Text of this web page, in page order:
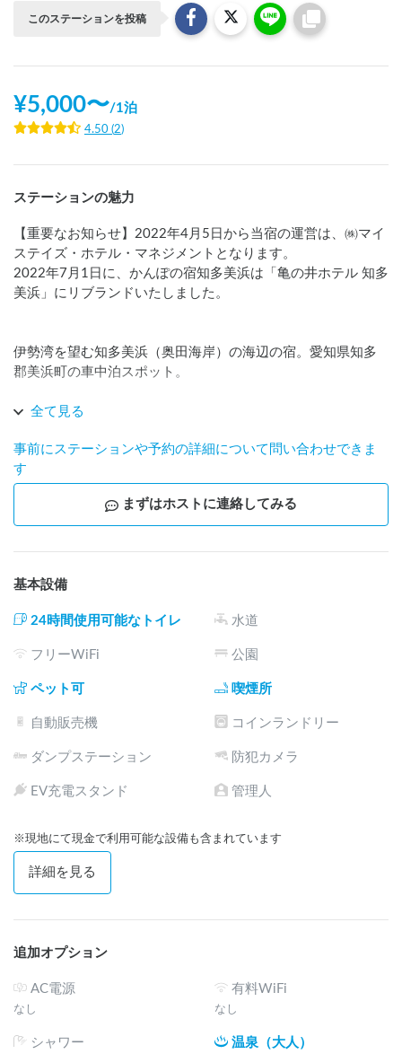
このステーションを投稿
¥5,000〜/1泊
4.50 (2)
ステーションの魅力
【重要なお知らせ】2022年4月5日から当宿の運営は、㈱マイ
ステイズ・ホテル・マネジメントとなります。
2022年7月1日に、かんぽの宿知多美浜は「亀の井ホテル 知多
美浜」にリブランドいたしました。
伊勢湾を望む知多美浜（奥田海岸）の海辺の宿。愛知県知多
郡美浜町の車中泊スポット。
南国リゾートを感じさせるロビー、海を眺められるレストラ
オーシャンビュー展望風呂付特別室など多彩な部屋タイプで
癒しの空間が満喫できます。
伊勢湾に映える夕日を眺めながらの海鮮料理や、お肌ツルツ
ルの天然温泉をお楽しみください。
全て見る
事前にステーションや予約の詳細について問い合わせできま
す
まずはホストに連絡してみる
基本設備
24時間使用可能なトイレ 水道
フリーWiFi 公園
ペット可 喫煙所
自動販売機 コインランドリー
ダンプステーション 防犯カメラ
EV充電スタンド 管理人
※現地にて現金で利用可能な設備も含まれています
詳細を見る
追加オプション
AC電源
なし
有料WiFi
なし
シャワー 温泉（大人）